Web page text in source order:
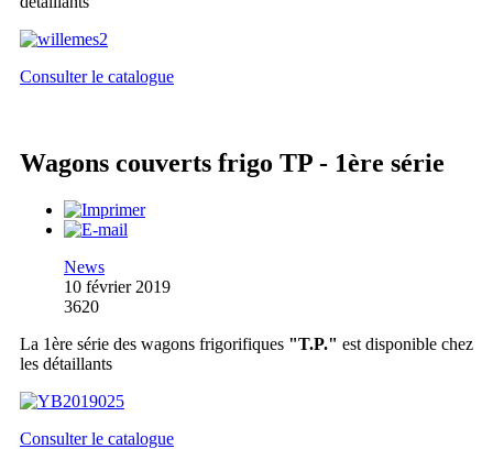
Consulter le catalogue
Wagons couverts frigo TP - 1ère série
News
10 février 2019
3620
La 1ère série des wagons frigorifiques "T.P." est disponible chez
les détaillants
Consulter le catalogue